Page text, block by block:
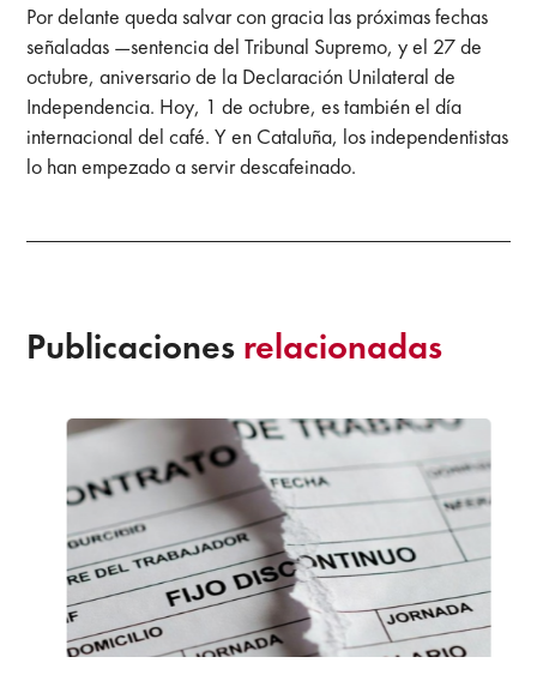
Por delante queda salvar con gracia las próximas fechas
señaladas —sentencia del Tribunal Supremo, y el 27 de
octubre, aniversario de la Declaración Unilateral de
Independencia. Hoy, 1 de octubre, es también el día
internacional del café. Y en Cataluña, los independentistas
lo han empezado a servir descafeinado.
Publicaciones relacionadas